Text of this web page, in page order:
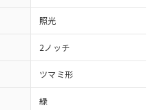
照光
2ノッチ
ツマミ形
緑